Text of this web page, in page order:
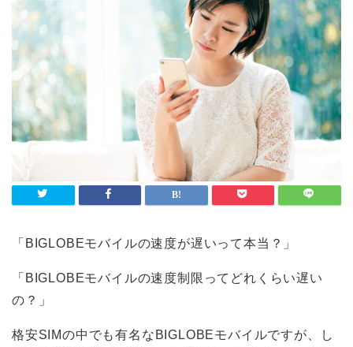
「BIGLOBEモバイルの速度が遅いって本当？」
「BIGLOBEモバイルの速度制限ってどれくらい遅い
の？」
格安SIMの中でも有名なBIGLOBEモバイルですが、し